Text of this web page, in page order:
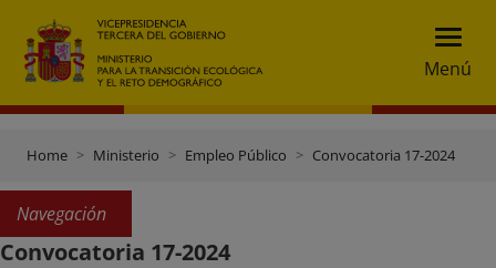
Menú
Home Ministerio Empleo Público Convocatoria 17-2024
Navegación
Convocatoria 17-2024